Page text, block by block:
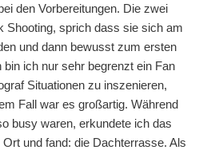
den Vorbereitungen. Die zwei
Shooting, sprich dass sie sich am
und dann bewusst zum ersten
ich nur sehr begrenzt ein Fan
Situationen zu inszenieren,
Fall war es großartig. Während
busy waren, erkundete ich das
und fand: die Dachterrasse. Als